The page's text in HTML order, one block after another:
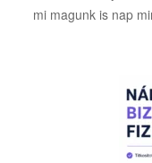
mi magunk is nap